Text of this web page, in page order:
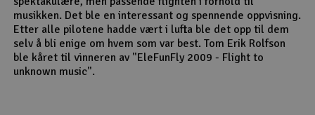
musikken. Det ble en interessant og spennende oppvisning.
Etter alle pilotene hadde vært i lufta ble det opp til dem
selv å bli enige om hvem som var best. Tom Erik Rolfson
ble kåret til vinneren av "EleFunFly 2009 - Flight to
unknown music".